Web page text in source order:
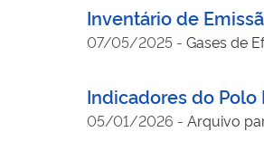
Inventário de
07/05/2025 -
Indicadores do
05/01/2026 - Arquivo